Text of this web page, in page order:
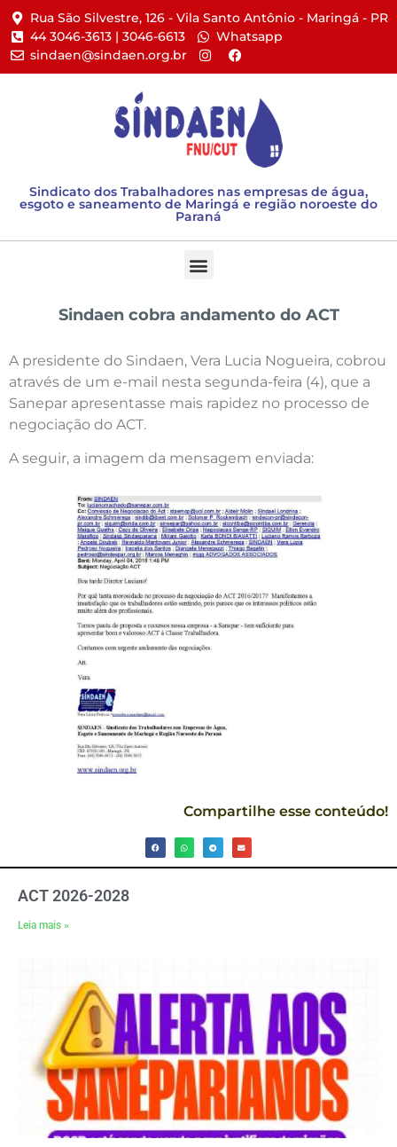
Rua São Silvestre, 126 - Vila Santo Antônio - Maringá - PR​
44 3046-3613 | 3046-6613​
Whatsapp
sindaen@sindaen.org.br
Sindicato dos Trabalhadores nas empresas de água,
esgoto e saneamento de Maringá e região noroeste do
Paraná
Sindaen cobra andamento do ACT
A presidente do Sindaen, Vera Lucia Nogueira, cobrou
através de um e-mail nesta segunda-feira (4), que a
Sanepar apresentasse mais rapidez no processo de
negociação do ACT.
A seguir, a imagem da mensagem enviada:
Compartilhe esse conteúdo!
ACT 2026-2028
Leia mais »